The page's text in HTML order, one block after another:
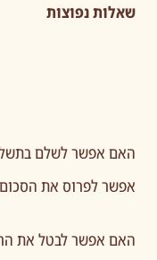
שאלות נפוצות
האם אפשר לשלם
אפשר לפרוס את הסכום לעד 3
האם אפשר לבטל את